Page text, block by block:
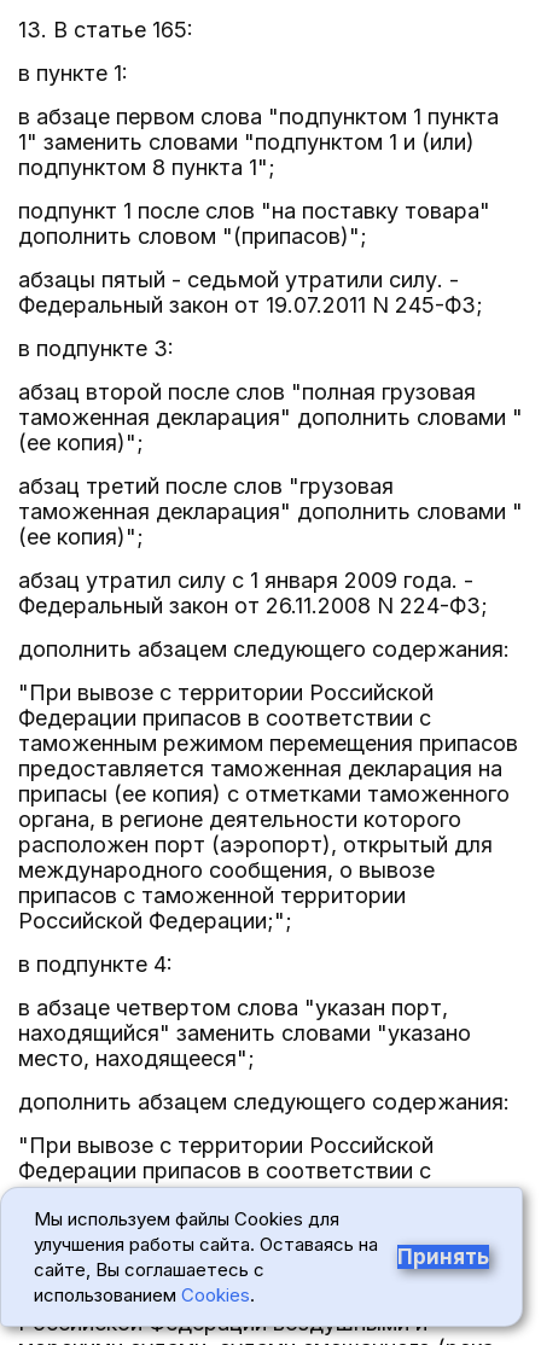
13. В статье 165:
в пункте 1:
в абзаце первом слова "подпунктом 1 пункта
1" заменить словами "подпунктом 1 и (или)
подпунктом 8 пункта 1";
подпункт 1 после слов "на поставку товара"
дополнить словом "(припасов)";
абзацы пятый - седьмой утратили силу. -
Федеральный закон от 19.07.2011 N 245-ФЗ;
в подпункте 3:
абзац второй после слов "полная грузовая
таможенная декларация" дополнить словами "
(ее копия)";
абзац третий после слов "грузовая
таможенная декларация" дополнить словами "
(ее копия)";
абзац утратил силу с 1 января 2009 года. -
Федеральный закон от 26.11.2008 N 224-ФЗ;
дополнить абзацем следующего содержания:
"При вывозе с территории Российской
Федерации припасов в соответствии с
таможенным режимом перемещения припасов
предоставляется таможенная декларация на
припасы (ее копия) с отметками таможенного
органа, в регионе деятельности которого
расположен порт (аэропорт), открытый для
международного сообщения, о вывозе
припасов с таможенной территории
Российской Федерации;";
в подпункте 4:
в абзаце четвертом слова "указан порт,
находящийся" заменить словами "указано
место, находящееся";
дополнить абзацем следующего содержания:
"При вывозе с территории Российской
Федерации припасов в соответствии с
таможенным режимом перемещения припасов
предоставляются копии транспортных,
товаросопроводительных или иных
документов, подтверждающих вывоз
припасов с таможенной территории
Российской Федерации воздушными и
Мы используем файлы Cookies для
улучшения работы сайта. Оставаясь на
сайте, Вы соглашаетесь с
использованием Cookies.
Принять